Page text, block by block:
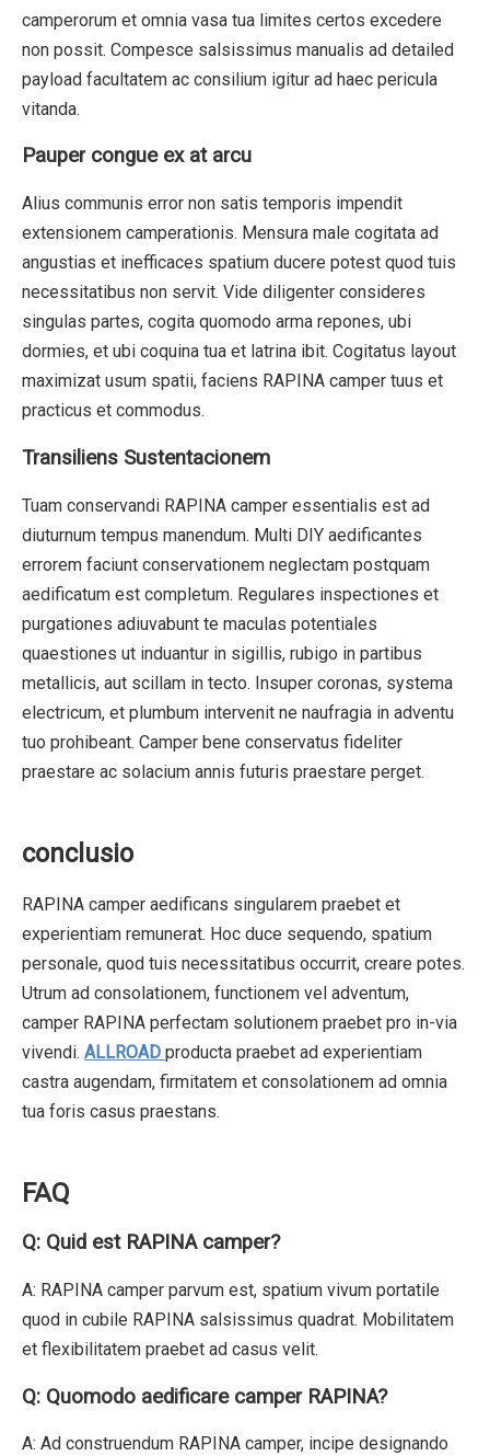
camperorum et omnia vasa tua limites certos excedere
non possit. Compesce salsissimus manualis ad detailed
payload facultatem ac consilium igitur ad haec pericula
vitanda.
Pauper congue ex at arcu
Alius communis error non satis temporis impendit
extensionem camperationis. Mensura male cogitata ad
angustias et inefficaces spatium ducere potest quod tuis
necessitatibus non servit. Vide diligenter consideres
singulas partes, cogita quomodo arma repones, ubi
dormies, et ubi coquina tua et latrina ibit. Cogitatus layout
maximizat usum spatii, faciens RAPINA camper tuus et
practicus et commodus.
Transiliens Sustentacionem
Tuam conservandi RAPINA camper essentialis est ad
diuturnum tempus manendum. Multi DIY aedificantes
errorem faciunt conservationem neglectam postquam
aedificatum est completum. Regulares inspectiones et
purgationes adiuvabunt te maculas potentiales
quaestiones ut induantur in sigillis, rubigo in partibus
metallicis, aut scillam in tecto. Insuper coronas, systema
electricum, et plumbum intervenit ne naufragia in adventu
tuo prohibeant. Camper bene conservatus fideliter
praestare ac solacium annis futuris praestare perget.
conclusio
RAPINA camper aedificans singularem praebet et
experientiam remunerat. Hoc duce sequendo, spatium
personale, quod tuis necessitatibus occurrit, creare potes.
Utrum ad consolationem, functionem vel adventum,
camper RAPINA perfectam solutionem praebet pro in-via
vivendi. ALLROAD producta praebet ad experientiam
castra augendam, firmitatem et consolationem ad omnia
tua foris casus praestans.
FAQ
Q: Quid est RAPINA camper?
A: RAPINA camper parvum est, spatium vivum portatile
quod in cubile RAPINA salsissimus quadrat. Mobilitatem
et flexibilitatem praebet ad casus velit.
Q: Quomodo aedificare camper RAPINA?
A: Ad construendum RAPINA camper, incipe designando